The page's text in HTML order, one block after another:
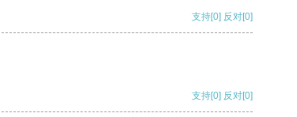
支持[0] 反对[0]
支持[0] 反对[0]